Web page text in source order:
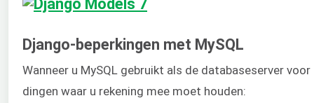
Django-beperkingen met MySQL
Wanneer u MySQL gebruikt als de databaseserver
dingen waar u rekening mee moet houden: